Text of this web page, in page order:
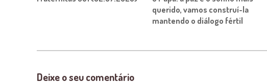
querido, vamos construí-la
mantendo o diálogo fértil
Deixe o seu comentário